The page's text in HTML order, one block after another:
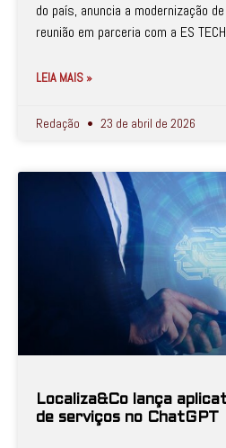
do país, anuncia a modernização
reunião em parceria com a ES
LEIA MAIS »
Redação 23 de abril de 2026
Localiza&Co lança
de serviços no ChatGPT